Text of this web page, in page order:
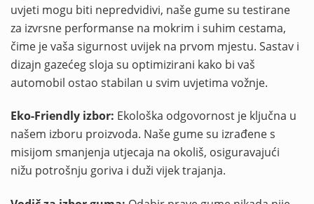
uvjeti mogu biti nepredvidivi, naše gume su testirane
za izvrsne performanse na mokrim i suhim cestama,
čime je vaša sigurnost uvijek na prvom mjestu. Sastav i
dizajn gazećeg sloja su optimizirani kako bi vaš
automobil ostao stabilan u svim uvjetima vožnje.
Eko-Friendly izbor: Ekološka odgovornost je ključna u
našem izboru proizvoda. Naše gume su izrađene s
misijom smanjenja utjecaja na okoliš, osiguravajući
nižu potrošnju goriva i duži vijek trajanja.